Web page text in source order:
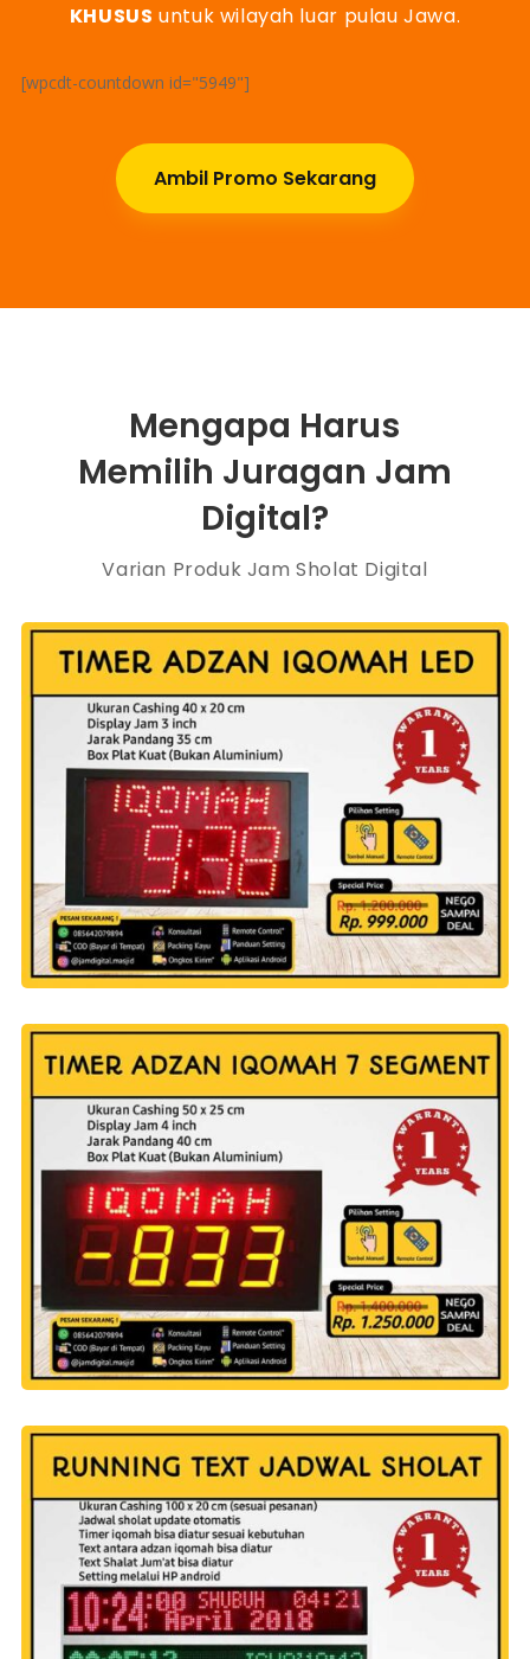
KHUSUS untuk wilayah luar pulau Jawa.
[wpcdt-countdown id="5949"]
Ambil Promo Sekarang
Mengapa Harus
Memilih Juragan Jam
Digital?
Varian Produk Jam Sholat Digital